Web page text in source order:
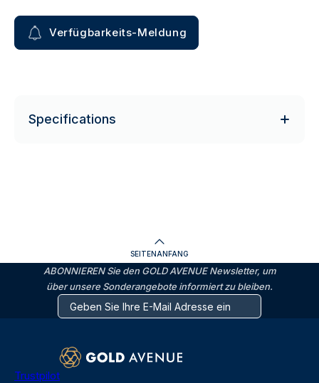
Verfügbarkeits-Meldung
Specifications
SEITENANFANG
ABONNIEREN Sie den GOLD AVENUE Newsletter, um
über unsere Sonderangebote informiert zu bleiben.
Trustpilot